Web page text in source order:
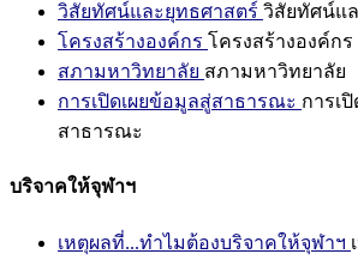
วิสัยทัศน์และยุทธศาสตร์ วิสัยทัศน์แ
โครงสร้างองค์กร โครงสร้างองค์กร
สภามหาวิทยาลัย สภามหาวิทยาลัย
การเปิดเผยข้อมูลสู่สาธารณะ การเ
สาธารณะ
บริจาคให้จุฬาฯ
เหตุผลที่...ทำไมต้องบริจาคให้จุฬาฯ